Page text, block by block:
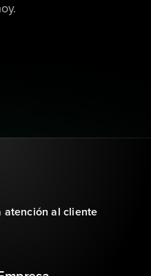
atención al cliente